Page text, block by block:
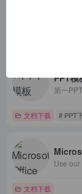
PPT模
文档下载 # PPT
文档下载